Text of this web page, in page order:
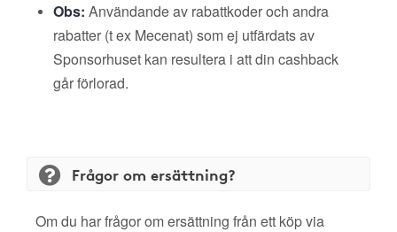
Obs: Användande av rabattkoder och andra
rabatter (t ex Mecenat) som ej utfärdats av
Sponsorhuset kan resultera i att din cashback
går förlorad.
Frågor om ersättning?
Om du har frågor om ersättning från ett köp via